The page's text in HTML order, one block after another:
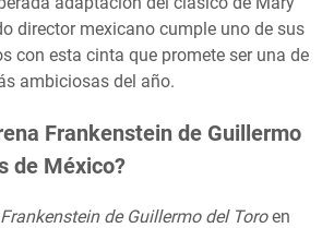
director mexicano cumple uno de sus
con esta cinta que promete ser una de
ambiciosas del año.
Frankenstein de Guillermo
de México?
Frankenstein de Guillermo del Toroen